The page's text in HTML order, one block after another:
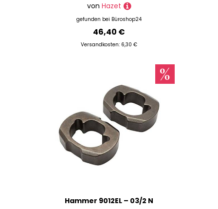
von Hazet
gefunden bei Büroshop24
46,40 €
Versandkosten: 6,30 €
Hammer 9012EL – 03/2 N